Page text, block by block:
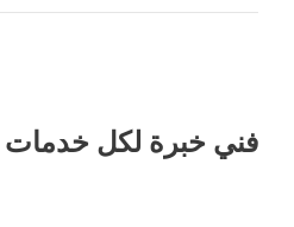
فني خبرة لكل